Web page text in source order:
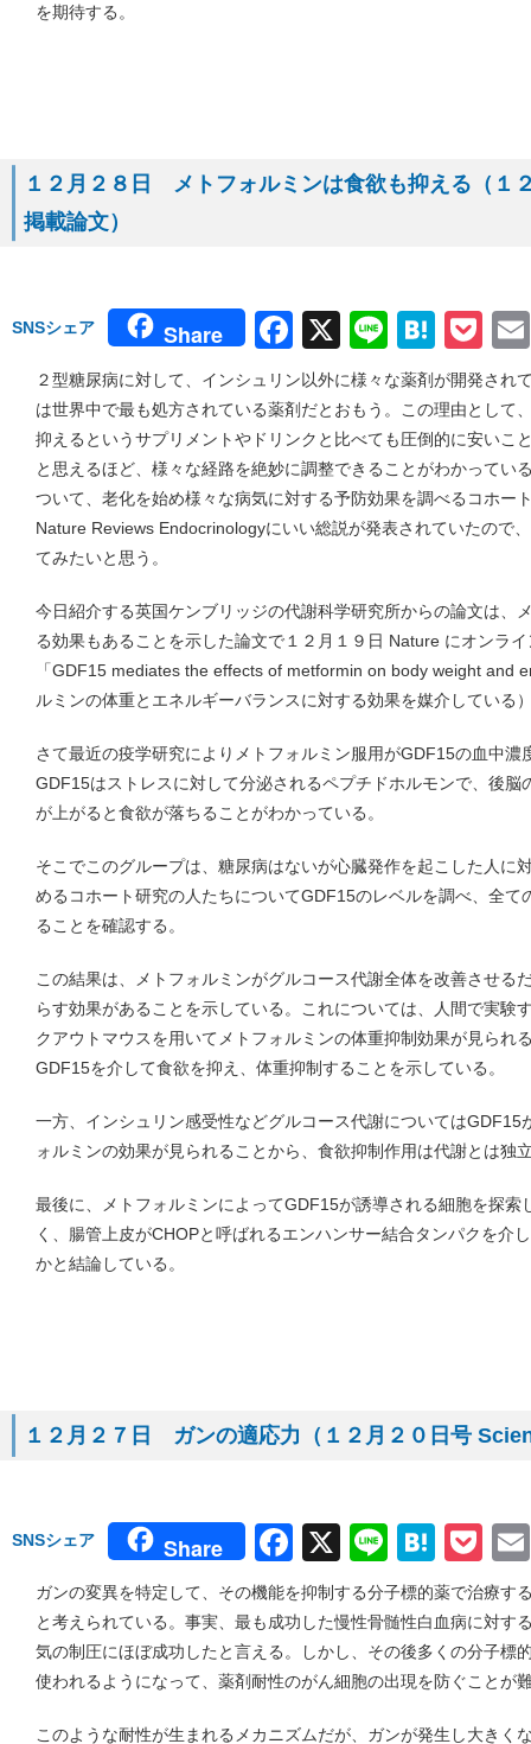
を期待する。
１２月２８日 メトフォルミンは食欲も抑える（１
掲載論文）
SNSシェア Share Facebook
X Line
２型糖尿病に対して、インシュリン以外に様々な薬剤が開発され
は世界中で最も処方されている薬剤だとおもう。この理由として
抑えるというサプリメントやドリンクと比べても圧倒的に安いこ
と思えるほど、様々な経路を絶妙に調整できることがわかってい
ついて、老化を始め様々な病気に対する予防効果を調べるコホー
Nature Reviews Endocrinologyにいい総説が発表されていたので
てみたいと思う。
今日紹介する英国ケンブリッジの代謝科学研究所からの論文は、
る効果もあることを示した論文で１２月１９日 Nature にオンラ
「GDF15 mediates the effects of metformin on body weight and
ルミンの体重とエネルギーバランスに対する効果を媒介している
さて最近の疫学研究によりメトフォルミン服用がGDF15の血中濃
GDF15はストレスに対して分泌されるペプチドホルモンで、後脳
が上がると食欲が落ちることがわかっている。
そこでこのグループは、糖尿病はないが心臓発作を起こした人に
めるコホート研究の人たちについてGDF15のレベルを調べ、全
ることを確認する。
この結果は、メトフォルミンがグルコース代謝全体を改善させる
らす効果があることを示している。これについては、人間で実験
クアウトマウスを用いてメトフォルミンの体重抑制効果が見られ
GDF15を介して食欲を抑え、体重抑制することを示している。
一方、インシュリン感受性などグルコース代謝についてはGDF15
ォルミンの効果が見られることから、食欲抑制作用は代謝とは独
最後に、メトフォルミンによってGDF15が誘導される細胞を探索
く、腸管上皮がCHOPと呼ばれるエンハンサー結合タンパクを介
かと結論している。
１２月２７日 ガンの適応力（１２月２０日号
SNSシェア Share Facebook
X Line
ガンの変異を特定して、その機能を抑制する分子標的薬で治療す
と考えられている。事実、最も成功した慢性骨髄性白血病に対す
気の制圧にほぼ成功したと言える。しかし、その後多くの分子標
使われるようになって、薬剤耐性のがん細胞の出現を防ぐことが
このような耐性が生まれるメカニズムだが、ガンが発生し大きく